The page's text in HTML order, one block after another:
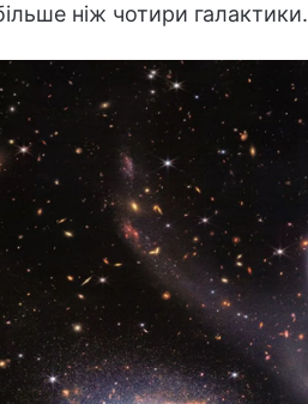
ніж чотири галактики.